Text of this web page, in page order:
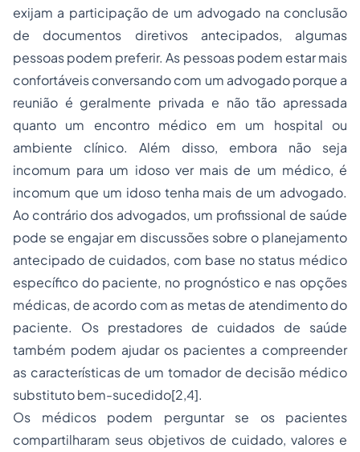
exijam a participação de um advogado na conclusão
de documentos diretivos antecipados, algumas
pessoas podem preferir. As pessoas podem estar mais
confortáveis ​​conversando com um advogado porque a
reunião é geralmente privada e não tão apressada
quanto um encontro médico em um hospital ou
ambiente clínico. Além disso, embora não seja
incomum para um idoso ver mais de um médico, é
incomum que um idoso tenha mais de um advogado.
Ao contrário dos advogados, um profissional de saúde
pode se engajar em discussões sobre o planejamento
antecipado de cuidados, com base no status médico
específico do paciente, no prognóstico e nas opções
médicas, de acordo com as metas de atendimento do
paciente. Os prestadores de cuidados de saúde
também podem ajudar os pacientes a compreender
as características de um tomador de decisão médico
substituto bem-sucedido[2,4].
Os médicos podem perguntar se os pacientes
compartilharam seus objetivos de cuidado, valores e